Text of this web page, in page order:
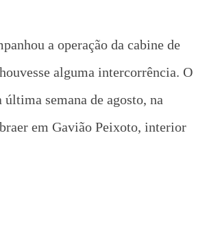
a operação da cabine de
alguma intercorrência. O
última semana de agosto, na
em Gavião Peixoto, interior